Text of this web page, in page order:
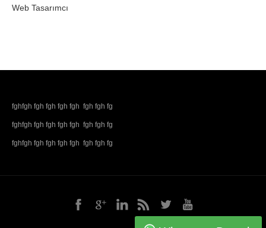
Web Tasarımcı
fghfgh fgh fgh fgh fgh fgh fgh fg
fghfgh fgh fgh fgh fgh fgh fgh fg
fghfgh fgh fgh fgh fgh fgh fgh fg